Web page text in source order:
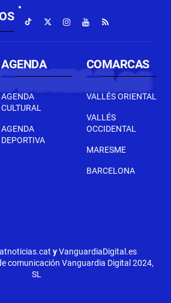
AGENDA
AGENDA
CULTURAL
AGENDA
DEPORTIVA
COMARCAS
VALLÉS ORIENTAL
VALLÉS
OCCIDENTAL
MARESME
BARCELONA
yVanguardiaDigital.es
comunicación Vanguardia Digital 2024,
SL